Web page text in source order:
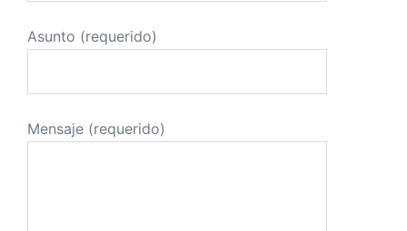
Asunto (requerido)
Mensaje (requerido)